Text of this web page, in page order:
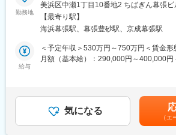
対応をスムーズに行うことができます。
事務所とも提携しているため、顧客様の
きる体制が整っています。
変更の範囲：会社の定める業務
【業務概要】
（1）県内唯一の総合シンクタンク「ち
し、中堅/中小企業を対象に経営コンサル
（2）コンサルティングは、数か月～1年
画策定、人事制度構築、プロジェクト実
（1）千葉銀行の営業店・本部からお客
談し、経営課題をヒアリングします。
（2）ヒアリングをもとに、経営計画の策
勤務地
美浜区中瀬1丁目10番地2 ちばぎん幕張
葉線／海浜幕張駅受動喫煙対策：屋内全
が指定する場所 ※配置転換や転勤・出向な
【最寄り駅】
海浜幕張駅、幕張豊砂駅、京成幕張駅
給与
＜予定年収＞530万円～750万円＜賃金形
月額（基本給）：290,000円～400,000
す。月給(月額)は固定手当を含めた表記
気になる
（エ